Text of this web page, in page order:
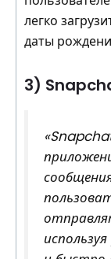
легко
даты
3)